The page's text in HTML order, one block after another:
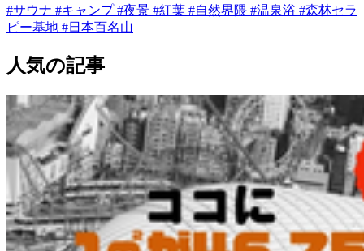
#サウナ #キャンプ#夜景 #紅葉 #自然界隈 #温泉浴 #森林セラ
ピー基地 #日本百名山
人気の記事